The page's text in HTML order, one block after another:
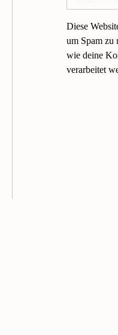
Diese
um Spam zu
wie deine
verarbeitet